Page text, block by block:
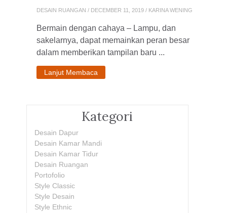
DESAIN RUANGAN / DECEMBER 11, 2019 / KARINA WENING
Bermain dengan cahaya – Lampu, dan
sakelarnya, dapat memainkan peran besar
dalam memberikan tampilan baru ...
Lanjut Membaca
Kategori
Desain Dapur
Desain Kamar Mandi
Desain Kamar Tidur
Desain Ruangan
Portofolio
Style Classic
Style Desain
Style Ethnic